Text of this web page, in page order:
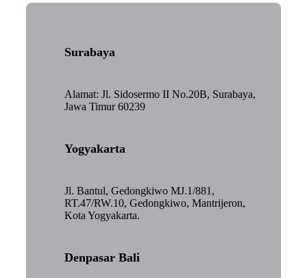
Surabaya
Alamat: Jl. Sidosermo II No.20B, Surabaya,
Jawa Timur 60239
Yogyakarta
Jl. Bantul, Gedongkiwo MJ.1/881,
RT.47/RW.10, Gedongkiwo, Mantrijeron,
Kota Yogyakarta.
Denpasar Bali